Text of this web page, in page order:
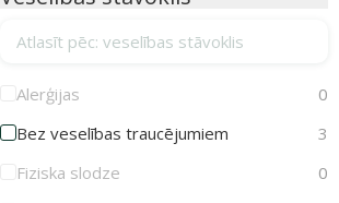
Atlasīt pēc: veselības stāvoklis
Alerģijas
0
Bez veselības traucējumiem
3
Fiziska slodze
0